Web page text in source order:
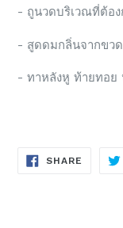
- ถูนวดบริเวณที่ต้อง
- สูดดมกลิ่นจากขว
- ทาหลังหู ท้ายทอย
SHARE SHARE